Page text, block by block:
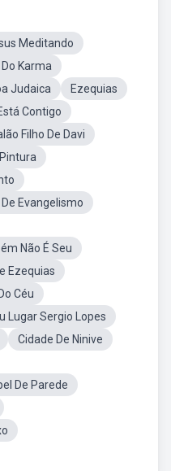
Meditando
Karma
Judaica
Ezequias
Contigo
Filho De Davi
De Evangelismo
Não É Seu
Ezequias
Céu
Lugar Sergio Lopes
Cidade De Ninive
De Parede